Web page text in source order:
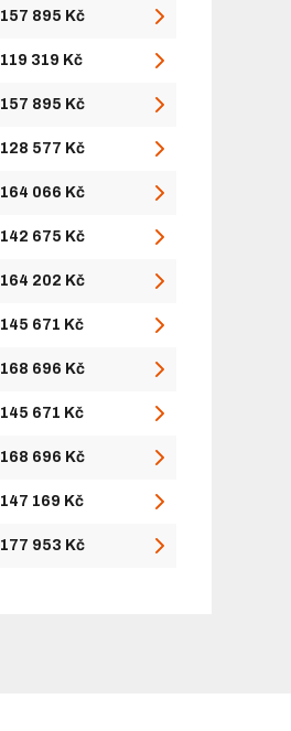
157 895 Kč
119 319 Kč
157 895 Kč
128 577 Kč
164 066 Kč
142 675 Kč
164 202 Kč
145 671 Kč
168 696 Kč
145 671 Kč
168 696 Kč
147 169 Kč
177 953 Kč